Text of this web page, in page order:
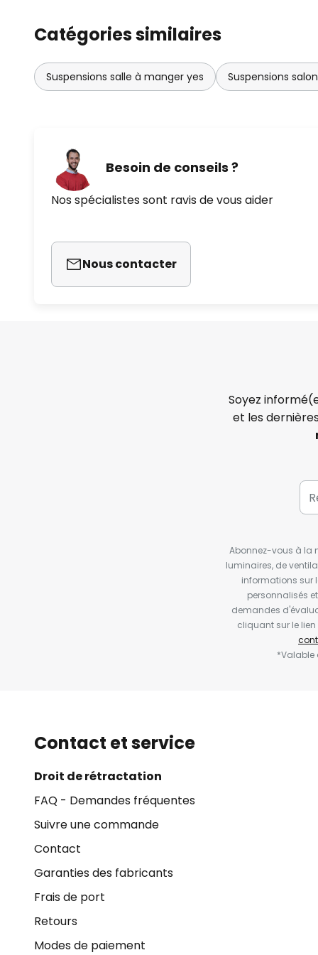
Catégories similaires
Suspensions salle à manger yes Suspensions
Besoin de conseils ?
Nos spécialistes sont ravis de vous aider
Nous contacter
Soyez
et les
Abonnez-vous à la
luminaires, de
informations sur
personnalisés
demandes
cliquant sur le
*Valable
Contact et service
Droit de rétractation
FAQ - Demandes fréquentes
Suivre une commande
Contact
Garanties des fabricants
Frais de port
Retours
Modes de paiement